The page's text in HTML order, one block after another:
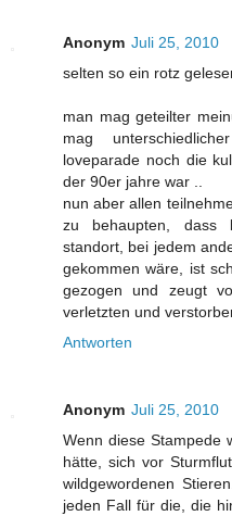
Anonym Juli 25, 2010
selten so ein rotz
man mag geteilter
mag
loveparade noch die
der 90er jahre war ..
nun aber allen
zu behaupten, dass
standort, bei jedem
gekommen wäre, ist
gezogen und zeugt
verletzten und
Antworten
Anonym Juli 25, 2010
Wenn diese Stampede
hätte, sich vor
wildgewordenen
jeden Fall für die, die